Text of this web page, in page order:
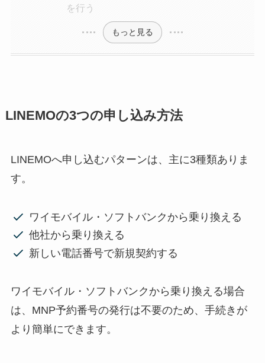
を行う
もっと見る
LINEMOの3つの申し込み方法
LINEMOへ申し込むパターンは、主に3種類ありま
す。
ワイモバイル・ソフトバンクから乗り換える
他社から乗り換える
新しい電話番号で新規契約する
ワイモバイル・ソフトバンクから乗り換える場合
は、MNP予約番号の発行は不要のため、手続きが
より簡単にできます。